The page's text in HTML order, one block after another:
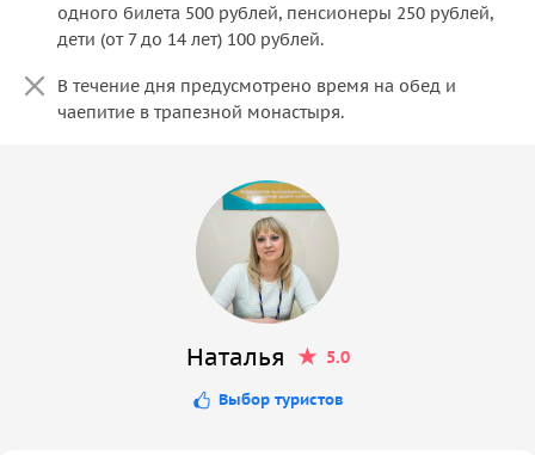
одного билета 500 рублей, пенсионеры 250 рублей,
дети (от 7 до 14 лет) 100 рублей.
В течение дня предусмотрено время на обед и
чаепитие в трапезной монастыря.
Наталья 5.0
Выбор туристов